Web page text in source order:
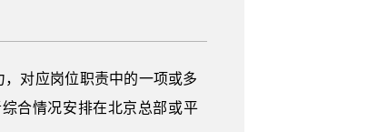
对应岗位职责中的一项或多
合情况安排在北京总部或平